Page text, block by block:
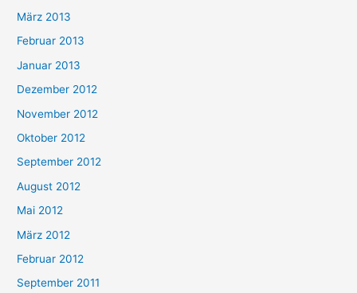
März 2013
Februar 2013
Januar 2013
Dezember 2012
November 2012
Oktober 2012
September 2012
August 2012
Mai 2012
März 2012
Februar 2012
September 2011